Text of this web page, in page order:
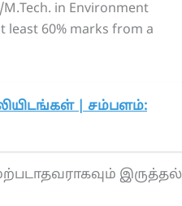
in Environment
least 60% marks from a
| சம்பளம்:
இருத்தல்